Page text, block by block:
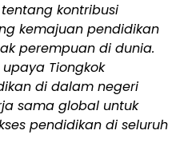
kontribusi
kemajuan pendidikan
perempuan di dunia.
Tiongkok
di dalam negeri
sama global untuk
pendidikan di seluruh